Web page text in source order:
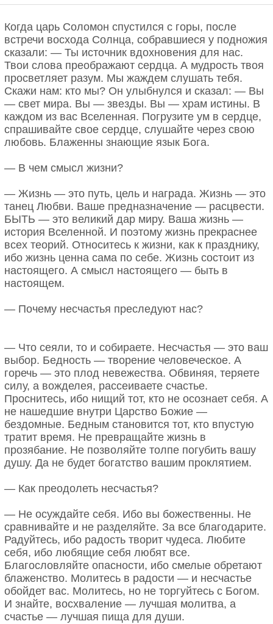
Когда царь Соломон спустился с горы, после
встречи восхода Солнца, собравшиеся у подножия
сказали: — Ты источник вдохновения для нас.
Твои слова преображают сердца. А мудрость твоя
просветляет разум. Мы жаждем слушать тебя.
Скажи нам: кто мы? Он улыбнулся и сказал: — Вы
— свет мира. Вы — звезды. Вы — храм истины. В
каждом из вас Вселенная. Погрузите ум в сердце,
спрашивайте свое сердце, слушайте через свою
любовь. Блаженны знающие язык Бога.
— В чем смысл жизни?
— Жизнь — это путь, цель и награда. Жизнь — это
танец Любви. Ваше предназначение — расцвести.
БЫТЬ — это великий дар миру. Ваша жизнь —
история Вселенной. И поэтому жизнь прекраснее
всех теорий. Относитесь к жизни, как к празднику,
ибо жизнь ценна сама по себе. Жизнь состоит из
настоящего. А смысл настоящего — быть в
настоящем.
— Почему несчастья преследуют нас?
— Что сеяли, то и собираете. Несчастья — это ваш
выбор. Бедность — творение человеческое. А
горечь — это плод невежества. Обвиняя, теряете
силу, а вожделея, рассеиваете счастье.
Проснитесь, ибо нищий тот, кто не осознает себя. А
не нашедшие внутри Царство Божие —
бездомные. Бедным становится тот, кто впустую
тратит время. Не превращайте жизнь в
прозябание. Не позволяйте толпе погубить вашу
душу. Да не будет богатство вашим проклятием.
— Как преодолеть несчастья?
— Не осуждайте себя. Ибо вы божественны. Не
сравнивайте и не разделяйте. За все благодарите.
Радуйтесь, ибо радость творит чудеса. Любите
себя, ибо любящие себя любят все.
Благословляйте опасности, ибо смелые обретают
блаженство. Молитесь в радости — и несчастье
обойдет вас. Молитесь, но не торгуйтесь с Богом.
И знайте, восхваление — лучшая молитва, а
счастье — лучшая пища для души.